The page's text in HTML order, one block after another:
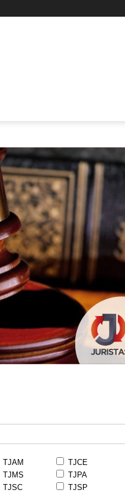
TJAM
TJCE
TJMS
TJPA
TJSC
TJSP